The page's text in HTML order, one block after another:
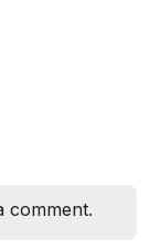
comment.